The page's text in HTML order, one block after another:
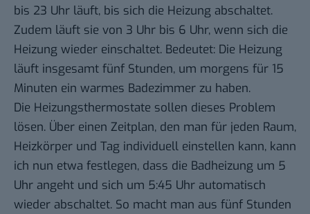
bis 23 Uhr läuft, bis sich die Heizung abschaltet.
Zudem läuft sie von 3 Uhr bis 6 Uhr, wenn sich die
Heizung wieder einschaltet. Bedeutet: Die Heizung
läuft insgesamt fünf Stunden, um morgens für 15
Minuten ein warmes Badezimmer zu haben.
Die Heizungsthermostate sollen dieses Problem
lösen. Über einen Zeitplan, den man für jeden Raum,
Heizkörper und Tag individuell einstellen kann, kann
ich nun etwa festlegen, dass die Badheizung um 5
Uhr angeht und sich um 5:45 Uhr automatisch
wieder abschaltet. So macht man aus fünf Stunden